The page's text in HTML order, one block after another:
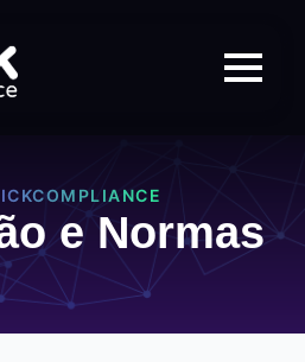
e Normas